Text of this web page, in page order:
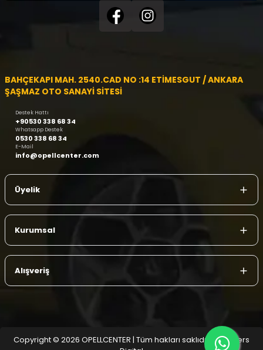
BAHÇEKAPI MAH. 2540.CAD NO :14 ETİMESGUT / ANKARA
ŞAŞMAZ OTO SANAYİ SİTESİ
Destek Hattı
+90530 338 68 34
Whatsapp Destek
0530 338 68 34
E-Mail
info@opellcenter.com
Üyelik
Kurumsal
Alışveriş
Copyright © 2026 OPELLCENTER | Tüm hakları saklıdır.
| Reliefers